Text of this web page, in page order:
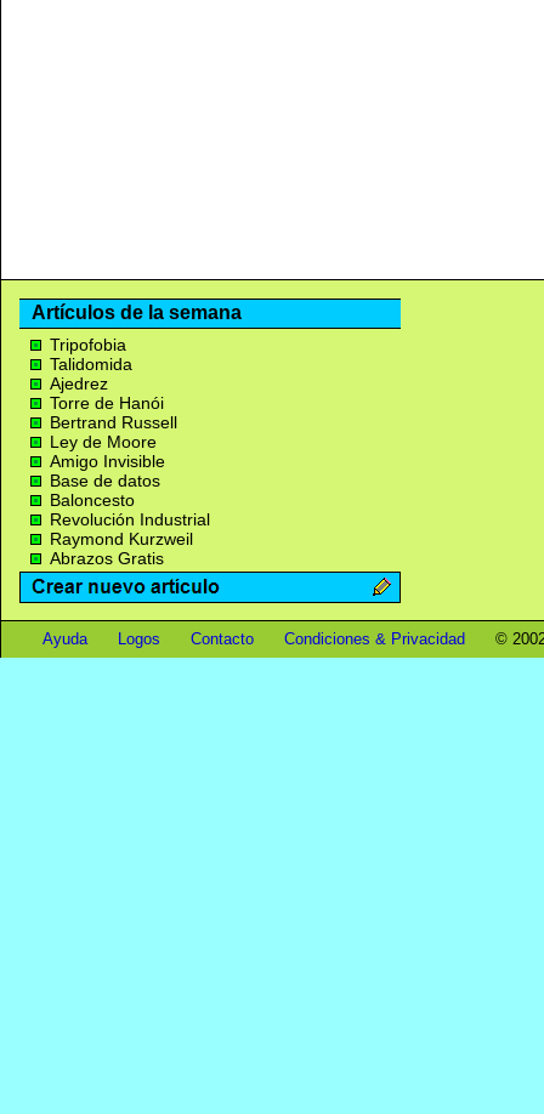
Artículos de la semana
Tripofobia
Talidomida
Ajedrez
Torre de Hanói
Bertrand Russell
Ley de Moore
Amigo Invisible
Base de datos
Baloncesto
Revolución Industrial
Raymond Kurzweil
Abrazos Gratis
Ayuda Logos Contacto Condiciones & Privacidad ©